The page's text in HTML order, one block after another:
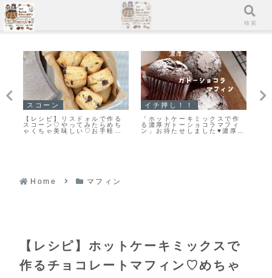
スコーン
手軽に作る♪とっても美味しい
♡見た目もキレイなスコーン
作りのポイントだよ！
イチ押し！！
「メロンパンクッキー」ちっ
ちゃくてかわいい♡まるでメ
ロンパンな簡単メロンパンク
Home マフィン
【レシピ】ホットケーキミックスで
作るチョコレートマフィン♡めちゃ
メニュー 検索